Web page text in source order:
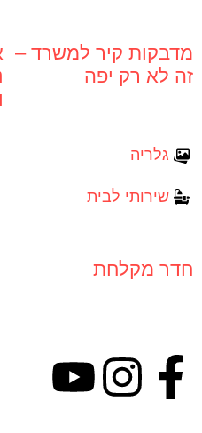
מדבקות קיר למשרד –
זה לא רק יפה
גלריה
שירותי לבית
חדר מקלחת